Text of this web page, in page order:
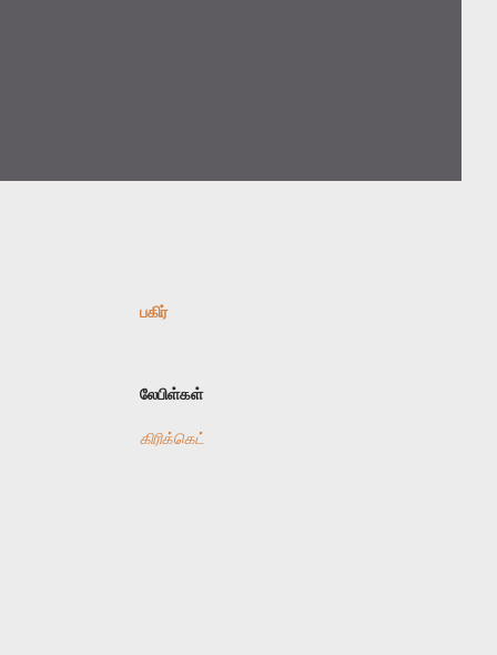
பகிர்
லேபிள்கள்
கிரிக்கெட்